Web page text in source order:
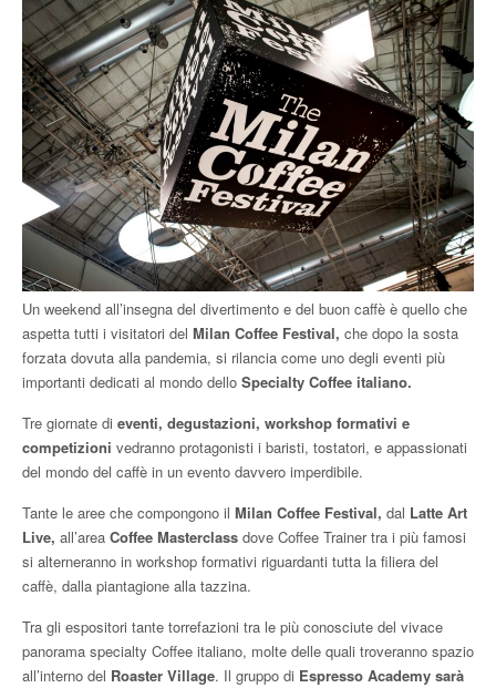
Un weekend all’insegna del divertimento e del buon caffè è quello che
aspetta tutti i visitatori del Milan Coffee Festival, che dopo la sosta
forzata dovuta alla pandemia, si rilancia come uno degli eventi più
importanti dedicati al mondo dello Specialty Coffee italiano.
Tre giornate di eventi, degustazioni, workshop formativi e
competizioni vedranno protagonisti i baristi, tostatori, e appassionati
del mondo del caffè in un evento davvero imperdibile.
Tante le aree che compongono il Milan Coffee Festival, dal Latte Art
Live, all’area Coffee Masterclass dove Coffee Trainer tra i più famosi
si alterneranno in workshop formativi riguardanti tutta la filiera del
caffè, dalla piantagione alla tazzina.
Tra gli espositori tante torrefazioni tra le più conosciute del vivace
panorama specialty Coffee italiano, molte delle quali troveranno spazio
all’interno del Roaster Village. Il gruppo di Espresso Academy sarà